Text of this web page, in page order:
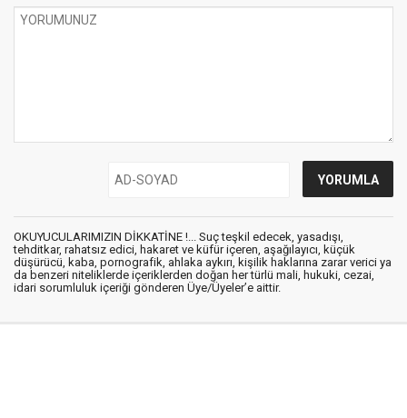
OKUYUCULARIMIZIN DİKKATİNE !... Suç teşkil edecek, yasadışı,
tehditkar, rahatsız edici, hakaret ve küfür içeren, aşağılayıcı, küçük
düşürücü, kaba, pornografik, ahlaka aykırı, kişilik haklarına zarar verici ya
da benzeri niteliklerde içeriklerden doğan her türlü mali, hukuki, cezai,
idari sorumluluk içeriği gönderen Üye/Üyeler’e aittir.